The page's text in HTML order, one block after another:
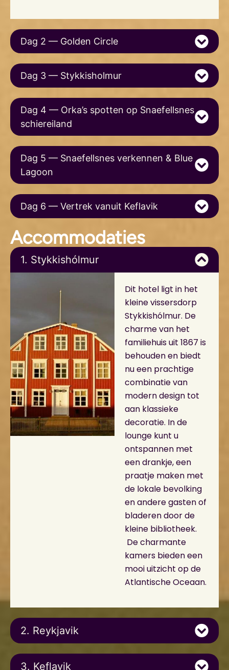
Dag 2 — Golden Circle
Dag 3 — Stykkisholmur
Dag 4 — Orka’s spotten op Snaefellsnes
schiereiland
Dag 5 — Snaefellsnes verkennen & Blue
Lagoon
Dag 6 — Vertrek vanuit Keflavik
Accommodaties
1. Stykkishólmur
Dit hotel ligt in het
kleine vissersdorp
Stykkishólmur. De
charme van het
familiehuis uit 1867 is
behouden en biedt
nu een prachtige
combinatie van
modern design tot
aan klassieke
decoratie. In de
lounge kunt u
ontspannen met
een drankje, een
praatje maken met
de lokale bevolking
en andere gasten of
bladeren door de
kleine bibliotheek.
De charmante
kamers bieden een
mooi uitzicht op de
Atlantische Oceaan.
2. Reykjavik
3. Keflavik